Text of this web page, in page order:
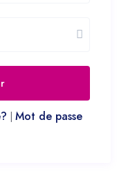
Mot de passe